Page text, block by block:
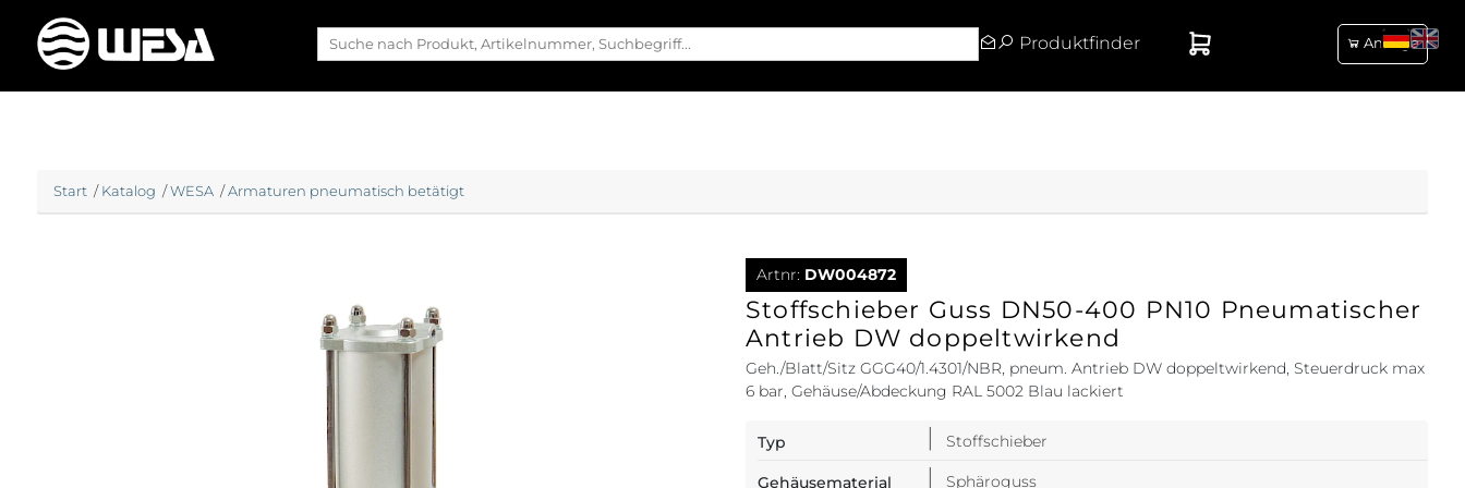
Produktfinder Anfrage
Start /Katalog /WESA /Armaturen pneumatisch betätigt
Artnr: DW004872
Stoffschieber Guss DN50-400 PN10 Pneumatischer
Antrieb DW doppeltwirkend
Geh./Blatt/Sitz GGG40/1.4301/NBR, pneum. Antrieb DW doppeltwirkend, Steuerdruck max
6 bar, Gehäuse/Abdeckung RAL 5002 Blau lackiert
Typ Stoffschieber
Gehäusematerial Sphäroguss